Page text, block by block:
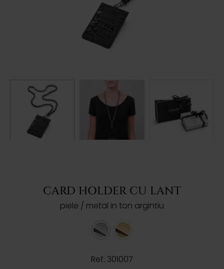
CARD HOLDER CU LANT
piele / metal in ton argintiu
Ref: 301007